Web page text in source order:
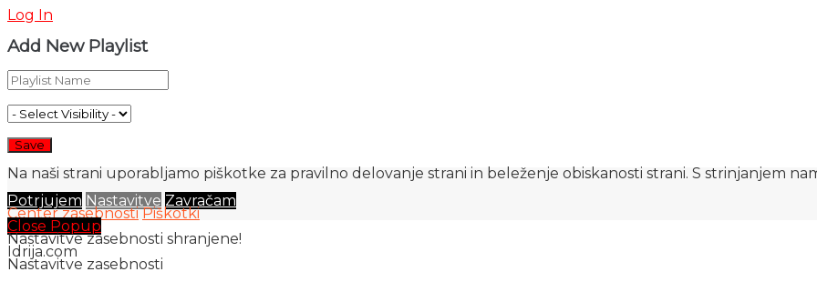
Log In
Add New Playlist
Na naši strani uporabljamo piškotke za pravilno delovanje strani in beleženje obiskanosti strani. S strinjanjem
Potrjujem Nastavitve Zavračam
Center zasebnosti Piškotki
Close Popup
Nastavitve zasebnosti shranjene!
Idrija.com
Nastavitve zasebnosti